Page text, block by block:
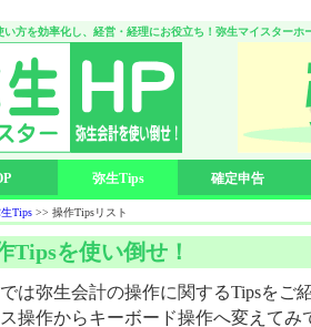
い方を効率化し、経営・経理にお役立ち！弥生マイスターホ
弥生Tips 確定申告
Tips >> 操作Tipsリスト
Tipsを使い倒せ！
は弥生会計の操作に関するTipsをご
操作からキーボード操作へ変えてみ